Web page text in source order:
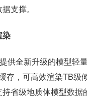
支撑。
染
供全新升级的模型轻
存，可高效渲染TB
省级地质体模型数据